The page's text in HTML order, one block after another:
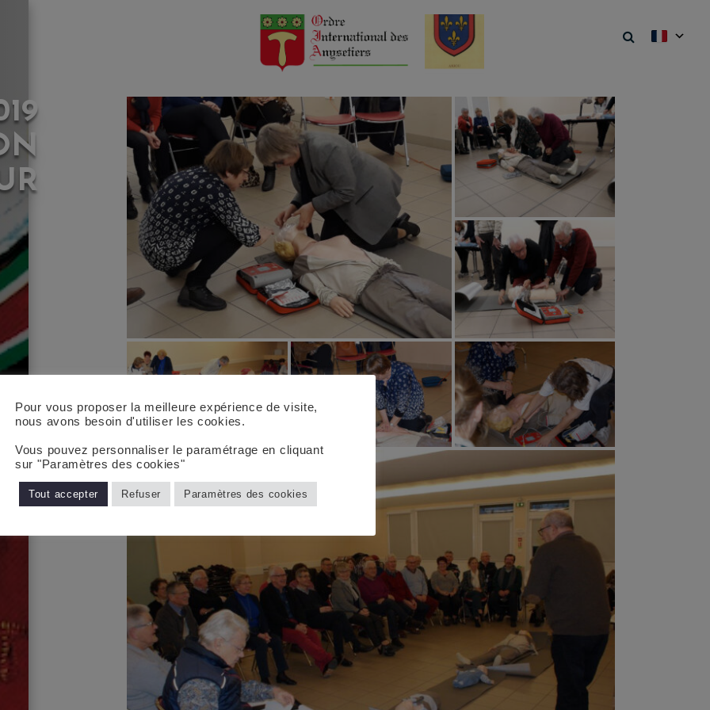
Pour vous proposer la meilleure expérience de visite,
nous avons besoin d'utiliser les cookies.
Vous pouvez personnaliser le paramétrage en cliquant
sur "Paramètres des cookies"
Tout accepter Refuser Paramètres des cookies